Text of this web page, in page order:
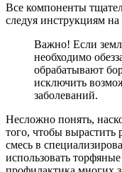
Все компоненты
следуя инструкциям на
Важно! Если
необходимо
обрабатывают
исключить
заболеваний.
Несложно понять,
того, чтобы вырастить
смесь в
использовать